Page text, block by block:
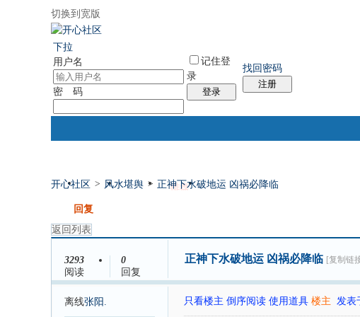
切换到宽版
下拉
用户名
密 码
记住登
录
登录
找回密码
注册
门户 论坛 排盘 个人中心
开心社区 > 风水堪舆 > 正神下水破地运 凶祸必降临
回复
返回列表
3293
阅读
0
回复
正神下水破地运 凶祸必降临 [复制链
离线张阳. 只看楼主 倒序阅读 使用道具 楼主 发表